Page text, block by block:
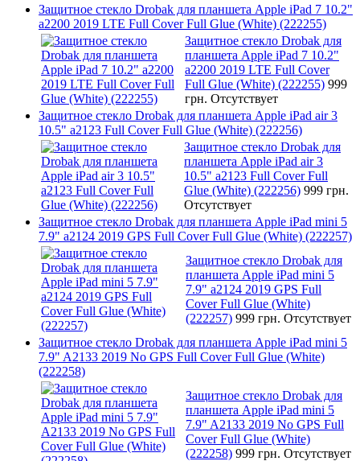
Защитное стекло Drobak для планшета Apple iPad 7 10.2"
a2200 2019 LTE Full Cover Full Glue (White) (222255)
Защитное стекло Drobak для
планшета Apple iPad 7 10.2"
a2200 2019 LTE Full Cover
Full Glue (White) (222255) 999
грн. Отсутствует
Защитное стекло Drobak для планшета Apple iPad air 3
10.5" a2123 Full Cover Full Glue (White) (222256)
Защитное стекло Drobak для
планшета Apple iPad air 3
10.5" a2123 Full Cover Full
Glue (White) (222256) 999 грн.
Отсутствует
Защитное стекло Drobak для планшета Apple iPad mini 5
7.9" a2124 2019 GPS Full Cover Full Glue (White) (222257)
Защитное стекло Drobak для
планшета Apple iPad mini 5
7.9" a2124 2019 GPS Full
Cover Full Glue (White)
(222257) 999 грн. Отсутствует
Защитное стекло Drobak для планшета Apple iPad mini 5
7.9" A2133 2019 No GPS Full Cover Full Glue (White)
(222258)
Защитное стекло Drobak для
планшета Apple iPad mini 5
7.9" A2133 2019 No GPS Full
Cover Full Glue (White)
(222258) 999 грн. Отсутствует